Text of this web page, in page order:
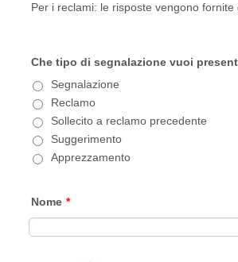
Per i reclami: le risposte vengono fornite
Che tipo di segnalazione vuoi
Segnalazione
Reclamo
Sollecito a reclamo precedente
Suggerimento
Apprezzamento
Nome *